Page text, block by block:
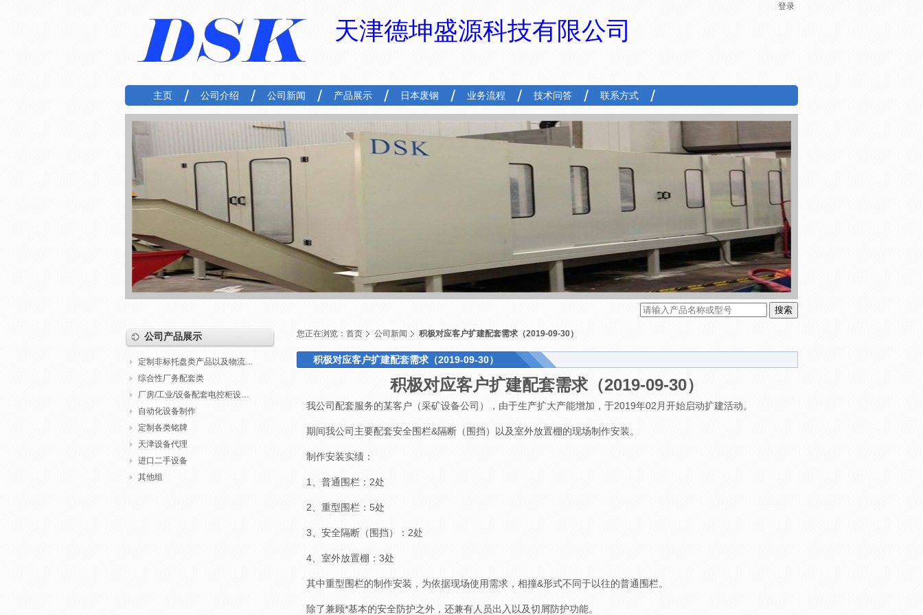
登录
天津德坤盛源科技有限公司
主页 公司介绍 公司新闻 产品展示 日本废钢 业务流程 技术问答 联系方式
公司产品展示
定制非标托盘类产品以及物流包装
综合性厂务配套类
厂房/工业/设备配套电控柜设计制作调试
自动化设备制作
定制各类铭牌
天津设备代理
进口二手设备
其他组
您正在浏览： 首页 公司新闻 积极对应客户扩建配套需求（2019-09-30）
积极对应客户扩建配套需求（2019-09-30）
积极对应客户扩建配套需求（2019-09-30）
我公司配套服务的某客户（采矿设备公司），由于生产扩大产能增加，于2019年02月开始启动扩建活动。
期间我公司主要配套安全围栏&隔断（围挡）以及室外放置棚的现场制作安装。
制作安装实绩：
1、普通围栏：2处
2、重型围栏：5处
3、安全隔断（围挡）：2处
4、室外放置棚：3处
其中重型围栏的制作安装，为依据现场使用需求，相撞&形式不同于以往的普通围栏。
除了兼顾*基本的安全防护之外，还兼有人员出入以及切屑防护功能。